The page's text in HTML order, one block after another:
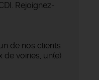
Rejoignez-
de nos clients
de voiries, un(e)